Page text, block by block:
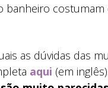
banheiro
as dúvidas das
aqui (em